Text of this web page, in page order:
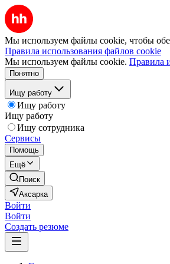
Мы используем файлы cookie, чтобы
Правила использования файлов cookie
Мы используем файлы cookie. Правила
Понятно
Ищу работу
Ищу работу
Ищу работу
Ищу сотрудника
Сервисы
Помощь
Ещё
Поиск
Аксарка
Войти
Войти
Создать резюме